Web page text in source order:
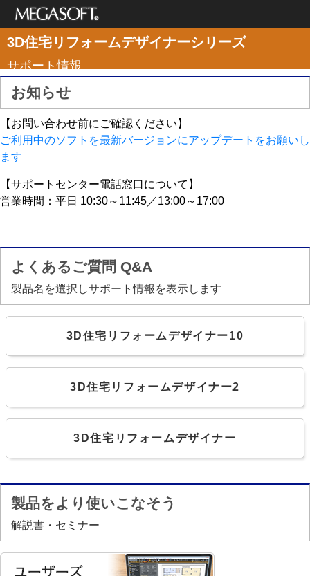
メガソフト株式
会社
3D住宅リフォームデザイナーシリーズ
サポート情報
お知らせ
【お問い合わせ前にご確認ください】
ご利用中のソフトを最新バージョンにアップデートをお願いし
ます
【サポートセンター電話窓口について】
営業時間：平日 10:30～11:45／13:00～17:00
よくあるご質問 Q&A
製品名を選択しサポート情報を表示します
3D住宅リフォームデザイナー10
3D住宅リフォームデザイナー2
3D住宅リフォームデザイナー
製品をより使いこなそう
解説書・セミナー